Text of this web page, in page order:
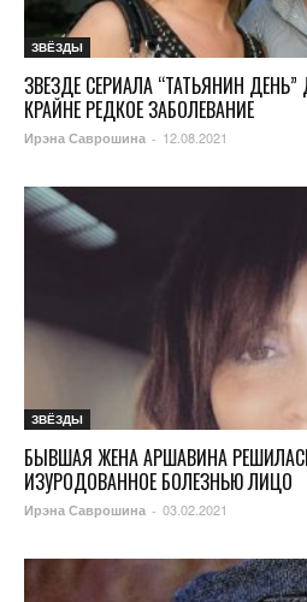
ЗВЁЗДЫ
ЗВЕЗДЕ СЕРИАЛА “ТАТЬЯНИН
КРАЙНЕ РЕДКОЕ ЗАБОЛЕВАНИЕ
Ирэна Саврошина - 12.08.2021
ЗВЁЗДЫ
БЫВШАЯ ЖЕНА АРШАВИНА
ИЗУРОДОВАННОЕ БОЛЕЗНЬЮ ЛИЦО
Ирэна Саврошина - 03.02.2021